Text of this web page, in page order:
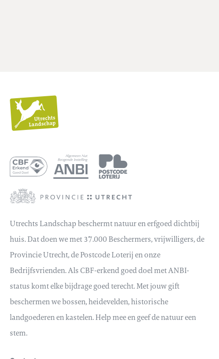
Utrechts Landschap beschermt natuur en erfgoed dichtbij
huis. Dat doen we met 37.000 Beschermers, vrijwilligers, de
Provincie Utrecht, de Postcode Loterij en onze
Bedrijfsvrienden. Als CBF-erkend goed doel met ANBI-
status komt elke bijdrage goed terecht. Met jouw gift
beschermen we bossen, heidevelden, historische
landgoederen en kastelen. Help mee en geef de natuur een
stem.